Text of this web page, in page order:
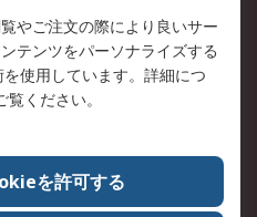
採用情報
コーポレートサイト
RSの歴史
認証について
やご注文の際により良いサー
テンツをパーソナライズする
使用しています。詳細につ
覧ください。
を許可する